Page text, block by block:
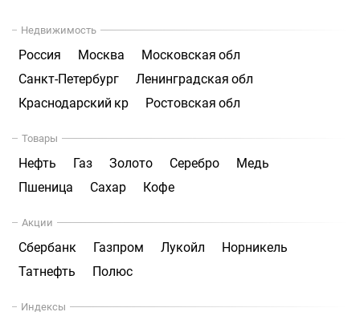
Недвижимость
Россия Москва
Московская обл
Санкт-Петербург
Ленинградская обл
Краснодарский кр
Ростовская обл
Товары
Нефть Газ Золото Серебро
Медь
Пшеница
Сахар Кофе
Акции
Сбербанк Газпром Лукойл
Норникель
Татнефть
Полюс
Индексы